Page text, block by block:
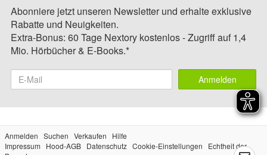
Abonniere jetzt unseren Newsletter und erhalte exklusive
Rabatte und Neuigkeiten.
Extra-Bonus: 60 Tage Nextory kostenlos - Zugriff auf 1,4
Mio. Hörbücher & E-Books.*
Anmelden
Anmelden Suchen Verkaufen
Hilfe
Impressum
Hood-AGB Datenschutz Cookie-Einstellungen
Echtheit der